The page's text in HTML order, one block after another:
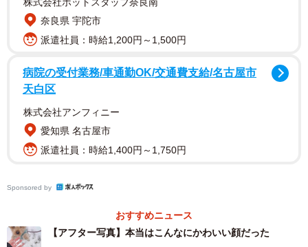
動画の冒頭、ケージの中にいるトイプードルは顔まわりの
毛で目元が隠れ、どんな表情をしているのか分かりませ
ん。室内に移すと、脚や腹部の毛は絡まり合い、排泄物で
汚れた部分も見られました。
新田さんが固まった毛玉をバリカンで少しずつ剥がしてい
プーで数年分の汚れを洗い流し、ブラッシングを終える
奈良県 宇陀市
派遣社員：時給1,200円～1,500円
病院の受付業務/車通勤OK/交通費支給/名古屋市
天白区
株式会社アンフィニー
愛知県 名古屋市
派遣社員：時給1,400円～1,750円
Sponsored by
おすすめニュース
【アフター写真】本当はこんなにかわいい顔だった